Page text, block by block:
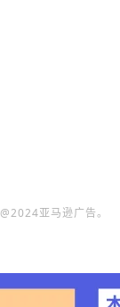
亚马逊广告。